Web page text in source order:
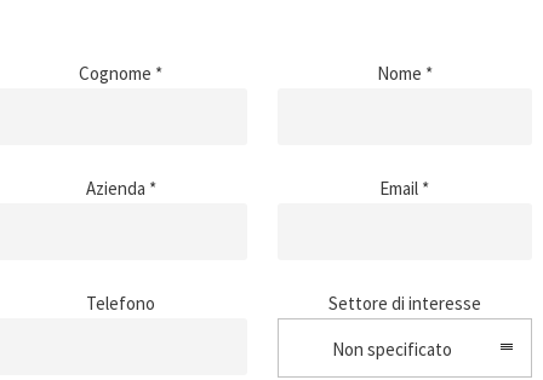
Cognome * Nome *
Azienda * Email *
Telefono
Settore di interesse
Non specificato